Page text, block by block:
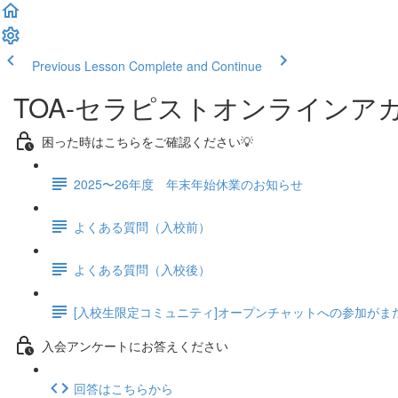
Previous Lesson Complete and Continue
TOA-セラピストオンラインア
困った時はこちらをご確認ください💡
2025〜26年度 年末年始休業のお知らせ
よくある質問（入校前）
よくある質問（入校後）
[入校生限定コミュニティ]オープンチャットへの参加がま
入会アンケートにお答えください
回答はこちらから